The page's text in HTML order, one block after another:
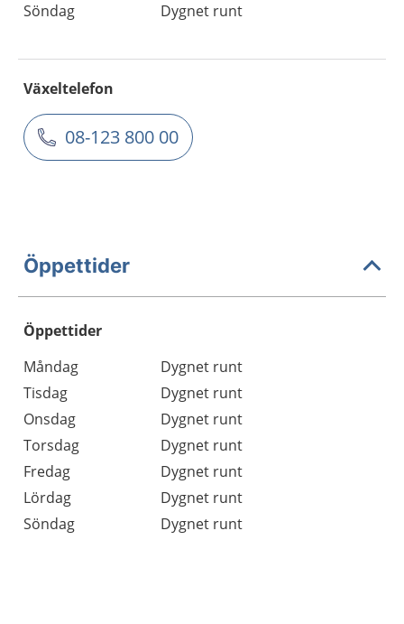
Söndag
Dygnet runt
Växeltelefon
08-123 800 00
Öppettider
Öppettider
Dag
Öppettider
Kommentarer
Måndag
Dygnet runt
Tisdag
Dygnet runt
Onsdag
Dygnet runt
Torsdag
Dygnet runt
Fredag
Dygnet runt
Lördag
Dygnet runt
Söndag
Dygnet runt